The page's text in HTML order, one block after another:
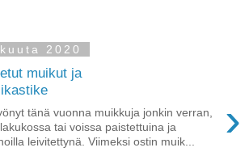
2020
muikut ja
›
tänä vuonna muikkuja jonkin verran,
tai voissa paistettuina ja
leivitettynä. Viimeksi ostin muik...